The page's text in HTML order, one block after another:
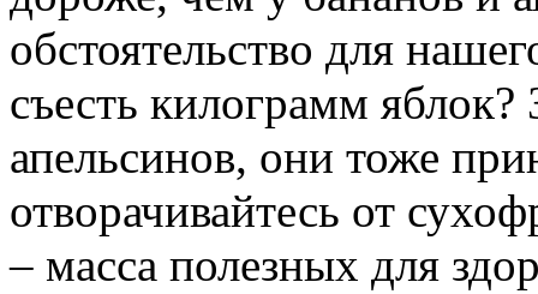
обстоятельство для
съесть килограмм
апельсинов, они тоже
отворачивайтесь от
– масса полезных для